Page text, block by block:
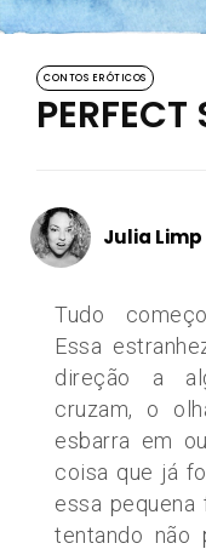
CONTOS ERÓTICOS
PERFECT
Julia Limp
Tudo
Essa
direção a
cruzam, o
esbarra em
coisa que já
essa
tentando não